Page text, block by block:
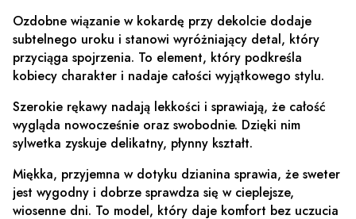
Ozdobne wiązanie w kokardę przy dekolcie dodaje
subtelnego uroku i stanowi wyróżniający detal, który
przyciąga spojrzenia. To element, który podkreśla
kobiecy charakter i nadaje całości wyjątkowego stylu.
Szerokie rękawy nadają lekkości i sprawiają, że całość
wygląda nowocześnie oraz swobodnie. Dzięki nim
sylwetka zyskuje delikatny, płynny kształt.
Miękka, przyjemna w dotyku dzianina sprawia, że sweter
jest wygodny i dobrze sprawdza się w cieplejsze,
wiosenne dni. To model, który daje komfort bez uczucia